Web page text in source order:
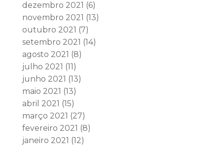
dezembro 2021 (6)
novembro 2021 (13)
outubro 2021 (7)
setembro 2021 (14)
agosto 2021 (8)
julho 2021 (11)
junho 2021 (13)
maio 2021 (13)
abril 2021 (15)
março 2021 (27)
fevereiro 2021 (8)
janeiro 2021 (12)